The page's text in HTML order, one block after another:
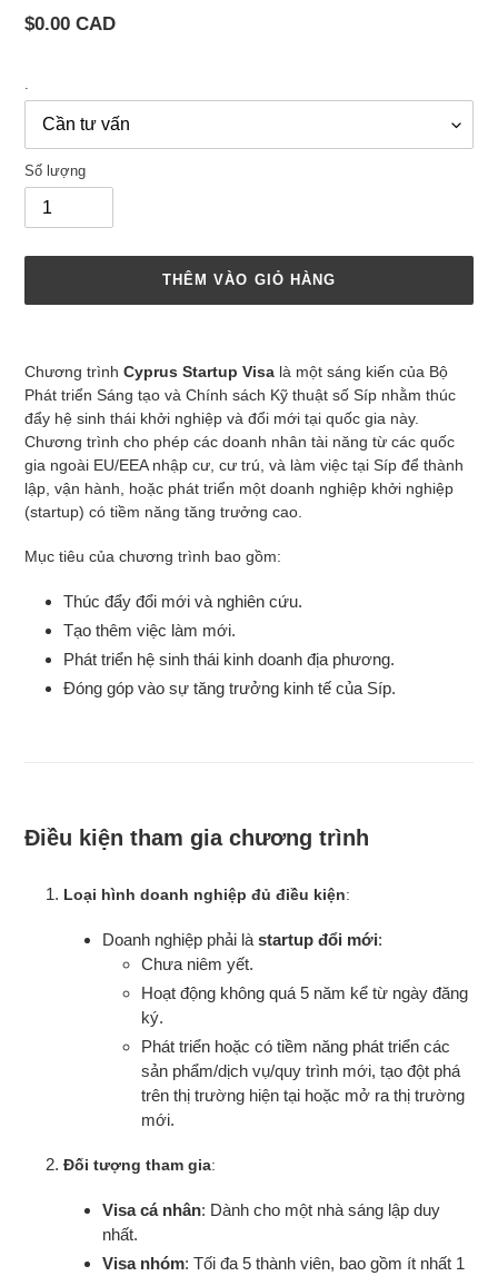
Giá
$0.00 CAD
Số lượng
THÊM VÀO GIỎ HÀNG
phẩm
vào
giỏ
hàng
của
bạn
Chương trình Cyprus Startup Visa là một sáng kiến của Bộ
Phát triển Sáng tạo và Chính sách Kỹ thuật số Síp nhằm thúc
đẩy hệ sinh thái khởi nghiệp và đổi mới tại quốc gia này.
Chương trình cho phép các doanh nhân tài năng từ các quốc
gia ngoài EU/EEA nhập cư, cư trú, và làm việc tại Síp để thành
lập, vận hành, hoặc phát triển một doanh nghiệp khởi nghiệp
(startup) có tiềm năng tăng trưởng cao.
Mục tiêu của chương trình bao gồm:
Thúc đẩy đổi mới và nghiên cứu.
Tạo thêm việc làm mới.
Phát triển hệ sinh thái kinh doanh địa phương.
Đóng góp vào sự tăng trưởng kinh tế của Síp.
Điều kiện tham gia chương trình
Loại hình doanh nghiệp đủ điều kiện:
Doanh nghiệp phải là startup đổi mới:
Chưa niêm yết.
Hoạt động không quá 5 năm kể từ ngày đăng
ký.
Phát triển hoặc có tiềm năng phát triển các
sản phẩm/dịch vụ/quy trình mới, tạo đột phá
trên thị trường hiện tại hoặc mở ra thị trường
mới.
Đối tượng tham gia:
Visa cá nhân: Dành cho một nhà sáng lập duy
nhất.
Visa nhóm: Tối đa 5 thành viên, bao gồm ít nhất 1